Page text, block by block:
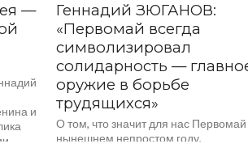
—
и
Геннадий ЗЮГАНОВ:
«Первомай всегда
символизировал
солидарность —
оружие в борьбе
трудящихся»
О том, что значит для нас Первомай
нынешнем непростом году,